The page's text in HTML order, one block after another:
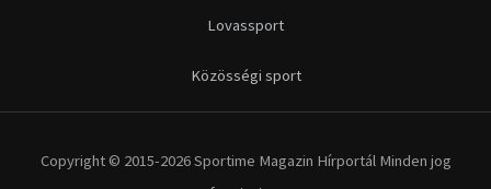
Lovassport
Közösségi sport
Copyright © 2015-2026 Sportime Magazin Hírportál Minden jog